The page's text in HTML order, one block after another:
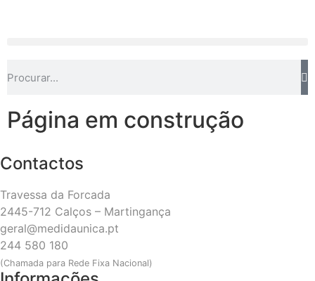
Página em construção
Contactos
Travessa da Forcada
2445-712 Calços – Martingança
geral@medidaunica.pt
244 580 180
(Chamada para Rede Fixa Nacional)